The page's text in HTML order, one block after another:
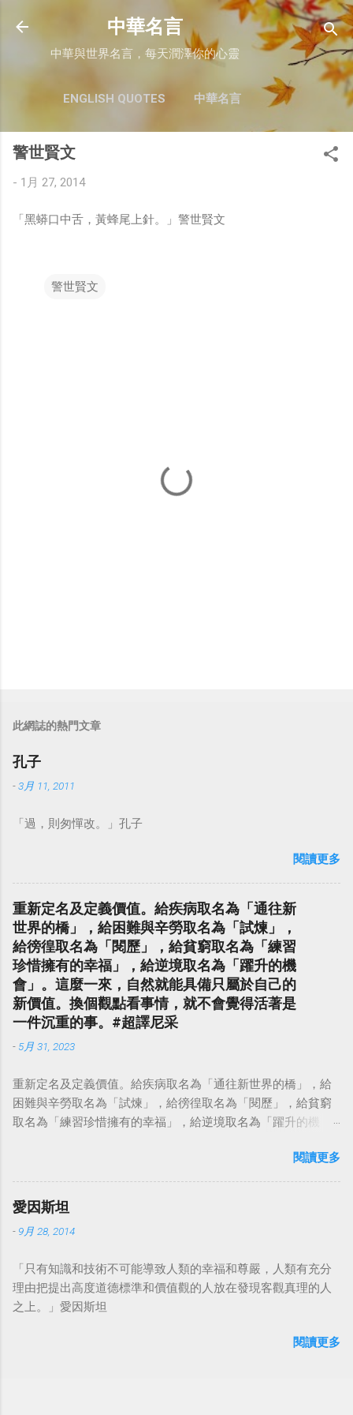
跳至主要內容
中華名言
中華與世界名言，每天潤澤你的心靈
ENGLISH QUOTES 中華名言
警世賢文
- 1月 27, 2014
「黑蟒口中舌，黃蜂尾上針。」警世賢文
警世賢文
此網誌的熱門文章
孔子
-3月 11, 2011
「過，則匆憚改。」孔子
閱讀更多
重新定名及定義價值。給疾病取名為「通往新
世界的橋」，給困難與辛勞取名為「試煉」，
給徬徨取名為「閱歷」，給貧窮取名為「練習
珍惜擁有的幸福」，給逆境取名為「躍升的機
會」。這麼一來，自然就能具備只屬於自己的
新價值。換個觀點看事情，就不會覺得活著是
一件沉重的事。#超譯尼采
- 5月 31, 2023
重新定名及定義價值。給疾病取名為「通往新世界的橋」，給
困難與辛勞取名為「試煉」，給徬徨取名為「閱歷」，給貧窮
取名為「練習珍惜擁有的幸福」，給逆境取名為「躍升的機
點看事情，就不會覺得活著是一件沉重的事。#超譯尼采 — 中
華名言 - Chinese Quotes (@chinese_quotes) May 23, 2023
閱讀更多
愛因斯坦
- 9月 28, 2014
「只有知識和技術不可能導致人類的幸福和尊嚴，人類有充分
理由把提出高度道德標準和價值觀的人放在發現客觀真理的人
之上。」愛因斯坦
閱讀更多